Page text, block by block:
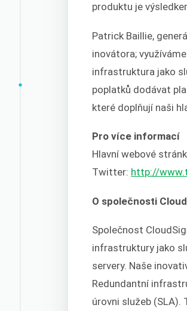
produktu je
Patrick Baillie,
inovátora;
infrastruktura jako
poplatků dodávat
které doplňují naši
Pro více informací
Hlavní webové
Twitter: http://
O společnosti
Společnost
infrastruktury jako
servery. Naše
Redundantní
úrovni služeb (SLA).